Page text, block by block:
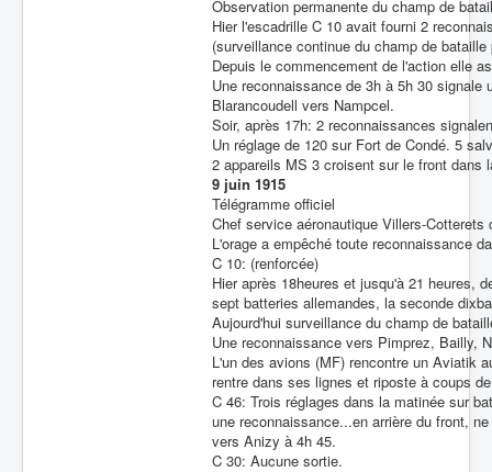
Observation permanente du champ de
Hier l'escadrille C 10 avait fourni 2
(surveillance continue du champ de
Depuis le commencement de l'action elle
Une reconnaissance de 3h à 5h 30
Blarancoudell vers Nampcel.
Soir, après 17h: 2 reconnaissances
Un réglage de 120 sur Fort de Condé. 5
2 appareils MS 3 croisent sur le front dans
9 juin 1915
Télégramme officiel
Chef service aéronautique Villers-
L'orage a empêché toute reconnaissance
C 10: (renforcée)
Hier après 18heures et jusqu'à 21 heures,
sept batteries allemandes, la seconde
Aujourd'hui surveillance du champ de
Une reconnaissance vers Pimprez, Bailly,
L'un des avions (MF) rencontre un Aviatik
rentre dans ses lignes et riposte à coups
C 46: Trois réglages dans la matinée sur
une reconnaissance...en arrière du front,
vers Anizy à 4h 45.
C 30: Aucune sortie.